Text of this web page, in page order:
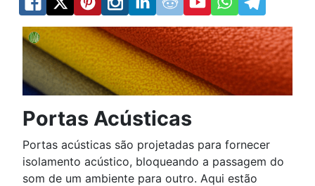
Portas Acústicas
Portas acústicas são projetadas para fornecer
isolamento acústico, bloqueando a passagem do
som de um ambiente para outro. Aqui estão